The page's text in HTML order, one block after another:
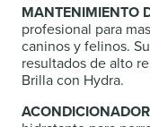
MANTENIMIENTO
profesional para
caninos y felinos.
resultados de alto
Brilla con Hydra.